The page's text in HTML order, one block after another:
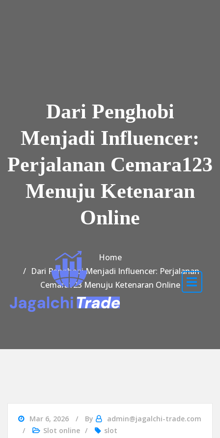
Dari Penghobi
Menjadi Influencer:
Perjalanan Cemara123
Menuju Ketenaran
Online
Home
Dari Penghobi Menjadi Influencer: Perjalanan
Cemara123 Menuju Ketenaran Online
Mar 6, 2026 By
admin@jagalchi-trade.com
Slot online
slot